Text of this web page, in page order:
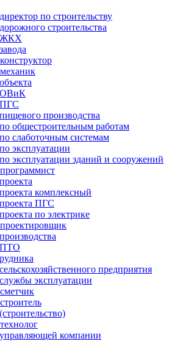
по строительству
строительства
ЖКХ
ОВиК
ПГС
производства
общестроительным работам
слаботочным системам
эксплуатации
эксплуатации зданий и сооружений
комплексный
ПГС
по электрике
ПТО
предприятия
эксплуатации
компании